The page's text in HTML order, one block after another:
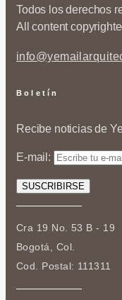
Todos los derechos
All content
Boletín
Recibe noticias de
E-mail:
Cra 19 No. 53 B - 19
Bogotá, Col.
Cod. Postal: 111311